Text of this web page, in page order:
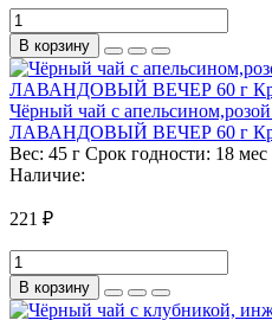
В корзину
Чёрный чай с
ЛАВАНДОВЫЙ ВЕЧЕР 60 г
Вес: 45 г Срок годности: 18 мес
Наличие:
221 ₽
В корзину